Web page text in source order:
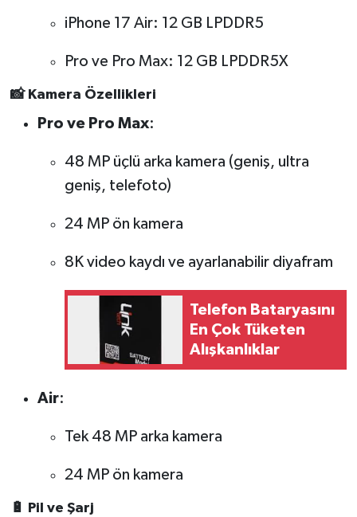
iPhone 17 Air: 12 GB LPDDR5
Pro ve Pro Max: 12 GB LPDDR5X
📸 Kamera Özellikleri
Pro ve Pro Max:
48 MP üçlü arka kamera (geniş, ultra
geniş, telefoto)
24 MP ön kamera
8K video kaydı ve ayarlanabilir diyafram
Telefon Bataryasını
En Çok Tüketen
Alışkanlıklar
Air:
Tek 48 MP arka kamera
24 MP ön kamera
🔋 Pil ve Şarj